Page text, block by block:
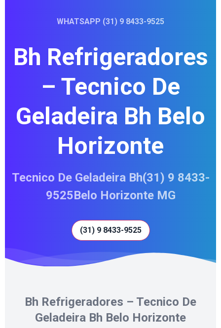
WHATSAPP (31) 9 8433-9525
Bh Refrigeradores
– Tecnico De
Geladeira Bh Belo
Horizonte
Tecnico De Geladeira Bh(31) 9 8433-
9525Belo Horizonte MG
(31) 9 8433-9525
Bh Refrigeradores – Tecnico De
Geladeira Bh Belo Horizonte